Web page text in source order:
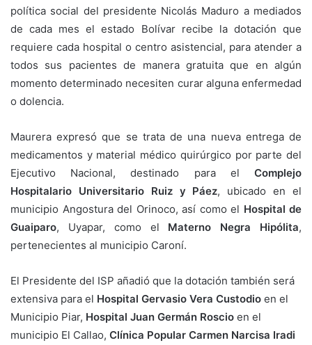
política social del presidente Nicolás Maduro a mediados
de cada mes el estado Bolívar recibe la dotación que
requiere cada hospital o centro asistencial, para atender a
todos sus pacientes de manera gratuita que en algún
momento determinado necesiten curar alguna enfermedad
o dolencia.
Maurera expresó que se trata de una nueva entrega de
medicamentos y material médico quirúrgico por parte del
Ejecutivo Nacional, destinado para el Complejo
Hospitalario Universitario Ruiz y Páez, ubicado en el
municipio Angostura del Orinoco, así como el Hospital de
Guaiparo, Uyapar, como el Materno Negra Hipólita,
pertenecientes al municipio Caroní.
El Presidente del ISP añadió que la dotación también será
extensiva para el Hospital Gervasio Vera Custodio en el
Municipio Piar, Hospital Juan Germán Roscio en el
municipio El Callao, Clínica Popular Carmen Narcisa Iradi